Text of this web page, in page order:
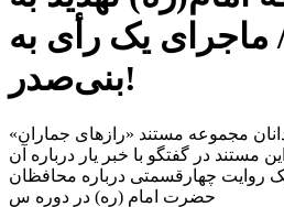
یک رأی به
بنی‌صدر!
مجموعه مستند «رازهای جماران»
مستند در گفتگو با خبر یار درباره آن
روایت چهارقسمتی درباره محافظان
حضرت امام (ره) در دوره س